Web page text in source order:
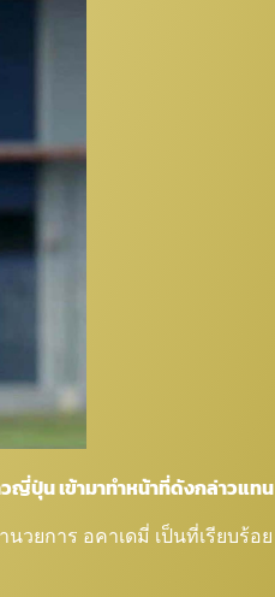
ญี่ปุ่น เข้ามาทำหน้าที่ดังกล่าวแทน
วยการ อคาเดมี่ เป็นที่เรียบร้อย